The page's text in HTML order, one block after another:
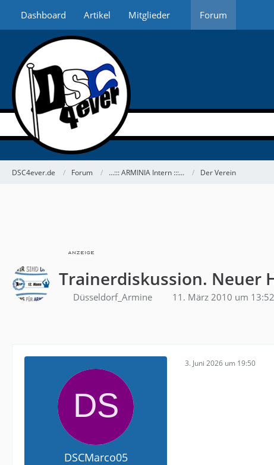
Dashboard Artikel Mitglieder Forum
DSC4ever.de Forum ...::: ARMINIA Intern :::... Der Verein
Trainerdiskussion. Neuer
Düsseldorf_Armine 11. März 2010 um 13:52
DSCMarco05
3. Juni 2026 um 19:50